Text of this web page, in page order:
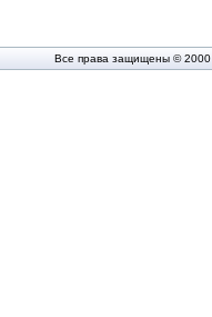
Все права защищены © 2000